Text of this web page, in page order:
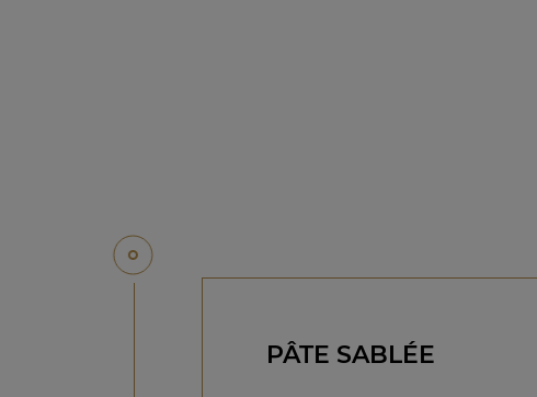
PÂTE SABLÉE